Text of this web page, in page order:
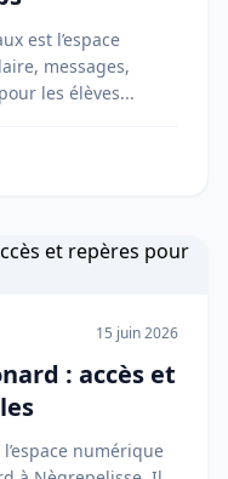
est l’espace
messages,
les élèves...
15 juin 2026
: accès et
numérique